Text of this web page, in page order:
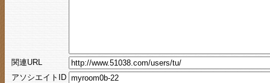
関連URL
アソシエイトID